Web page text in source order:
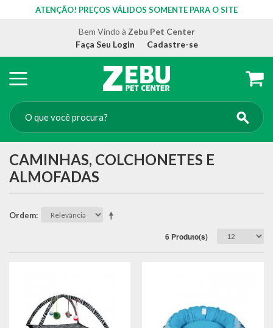
ATENÇÃO! PREÇOS VÁLIDOS SOMENTE PARA O SITE
Bem Vindo à Zebu Pet Center
Faça Seu Login
Cadastre-se
CAMINHAS, COLCHONETES E
ALMOFADAS
Ordem
6 Produto(s)